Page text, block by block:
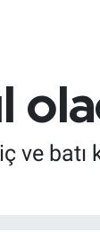
ve batı